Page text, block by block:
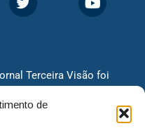
de
Terceira Visão foi
época só existiam
o jornal continua